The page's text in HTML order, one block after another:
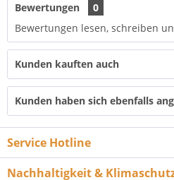
Bewertungen
0
Bewertungen lesen, schreiben
Kunden kauften auch
Kunden haben sich ebenfalls
Service Hotline
Nachhaltigkeit &